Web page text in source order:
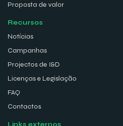
Proposta de valor
Recursos
Notícias
Campanhas
Projectos de I&D
Licenças e Legislação
FAQ
Contactos